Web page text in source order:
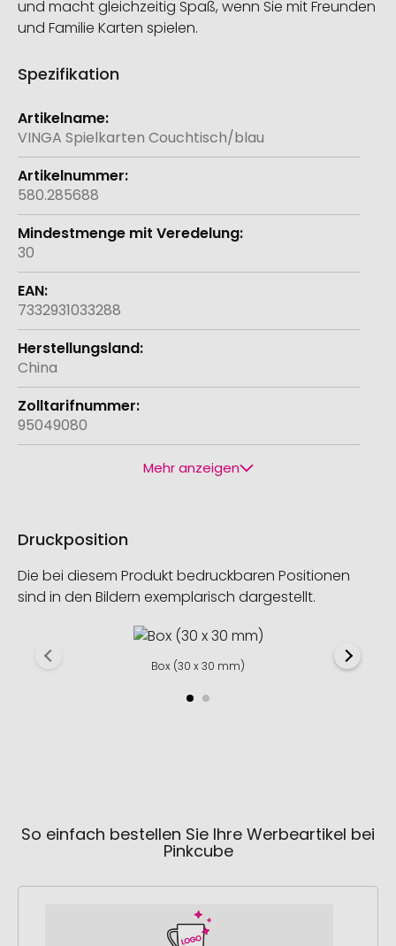
und macht gleichzeitig Spaß, wenn Sie mit Freunden
und Familie Karten spielen.
Spezifikation
Weitere
Informationen
VINGA Spielkarten Couchtisch/blau
580.285688
30
7332931033288
China
95049080
Mehr anzeigen
Druckposition
Die bei diesem Produkt bedruckbaren Positionen
sind in den Bildern exemplarisch dargestellt.
Box (30 x 30 mm)
So einfach bestellen Sie Ihre Werbeartikel bei
Pinkcube